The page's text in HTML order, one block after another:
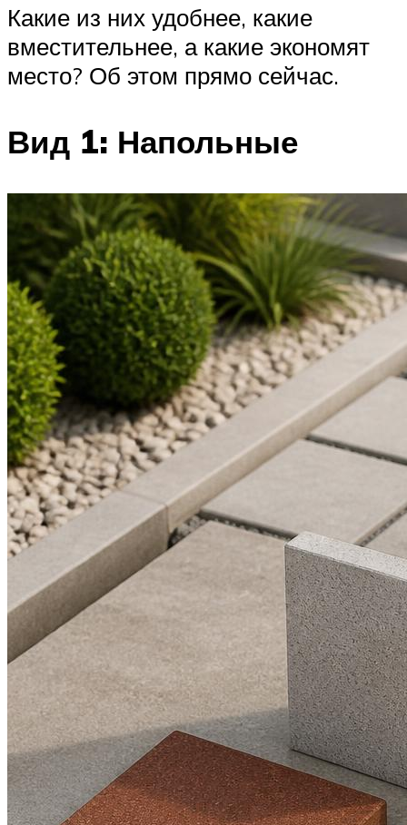
Какие из них удобнее, какие
вместительнее, а какие экономят
место? Об этом прямо сейчас.
Вид 1: Напольные